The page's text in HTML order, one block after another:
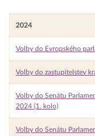
2024
Volby do Evropského
Volby do zastupitelstev
Volby do Senátu
2024 (1. kolo)
Volby do Senátu